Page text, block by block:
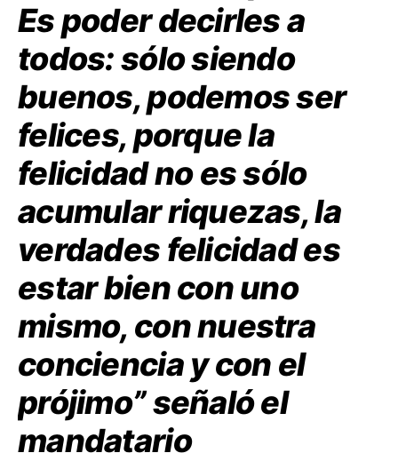
Es poder decirles a
todos: sólo siendo
buenos, podemos ser
felices, porque la
felicidad no es sólo
acumular riquezas, la
verdades felicidad es
estar bien con uno
mismo, con nuestra
conciencia y con el
prójimo” señaló el
mandatario